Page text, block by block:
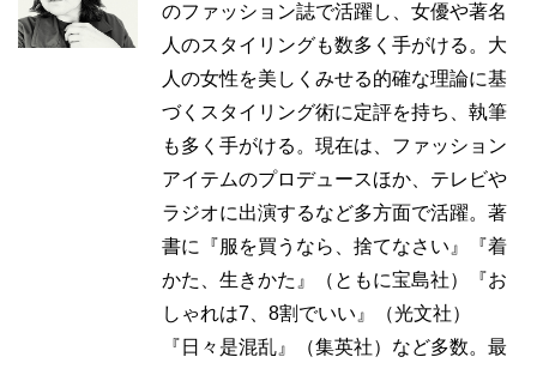
のファッション誌で活躍し、女優や著名
人のスタイリングも数多く手がける。大
人の女性を美しくみせる的確な理論に基
づくスタイリング術に定評を持ち、執筆
も多く手がける。現在は、ファッション
アイテムのプロデュースほか、テレビや
ラジオに出演するなど多方面で活躍。著
書に『服を買うなら、捨てなさい』『着
かた、生きかた』（ともに宝島社）『お
しゃれは7、8割でいい』（光文社）
『日々是混乱』（集英社）など多数。最